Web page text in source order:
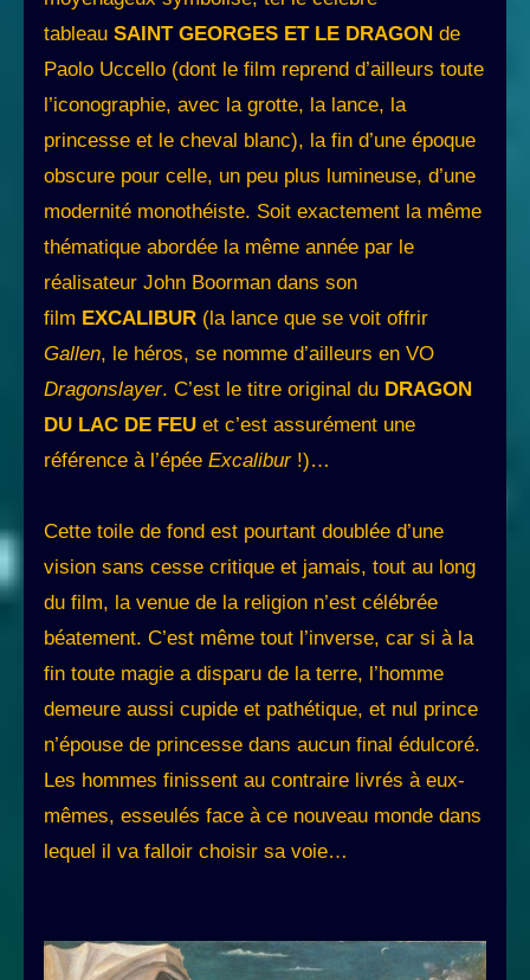
tableau SAINT GEORGES ET LE DRAGON de
Paolo Uccello (dont le film reprend d’ailleurs toute
l’iconographie, avec la grotte, la lance, la
princesse et le cheval blanc), la fin d’une époque
obscure pour celle, un peu plus lumineuse, d’une
modernité monothéiste. Soit exactement la même
thématique abordée la même année par le
réalisateur John Boorman dans son
film EXCALIBUR (la lance que se voit offrir
Gallen, le héros, se nomme d’ailleurs en VO
Dragonslayer. C’est le titre original du DRAGON
DU LAC DE FEU et c’est assurément une
référence à l’épée Excalibur !)…
Cette toile de fond est pourtant doublée d’une
vision sans cesse critique et jamais, tout au long
du film, la venue de la religion n’est célébrée
béatement. C’est même tout l’inverse, car si à la
fin toute magie a disparu de la terre, l’homme
demeure aussi cupide et pathétique, et nul prince
n’épouse de princesse dans aucun final édulcoré.
Les hommes finissent au contraire livrés à eux-
mêmes, esseulés face à ce nouveau monde dans
lequel il va falloir choisir sa voie…